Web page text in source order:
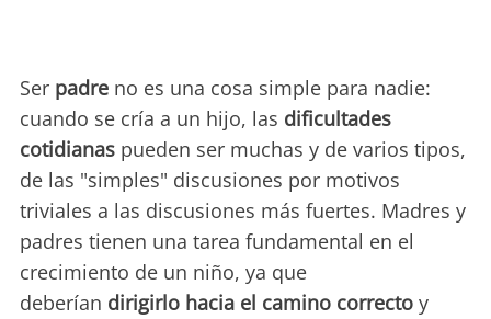
Ser padre no es una cosa simple para nadie:
cuando se cría a un hijo, las dificultades
cotidianas pueden ser muchas y de varios tipos,
de las "simples" discusiones por motivos
triviales a las discusiones más fuertes. Madres y
padres tienen una tarea fundamental en el
crecimiento de un niño, ya que
deberían dirigirlo hacia el camino correcto y